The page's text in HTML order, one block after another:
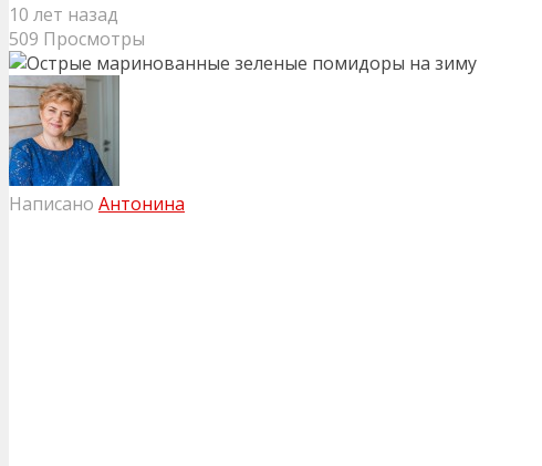
10 лет назад
509 Просмотры
Написано Антонина